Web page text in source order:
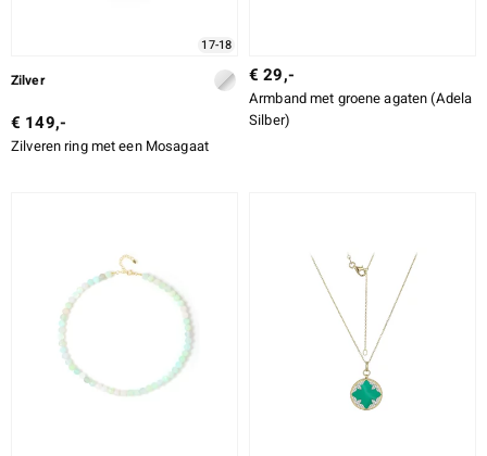
17-18
Zilver
€ 149,-
Zilveren ring met een Mosagaat
€ 29,-
Armband met groene agaten (Adela
Silber)